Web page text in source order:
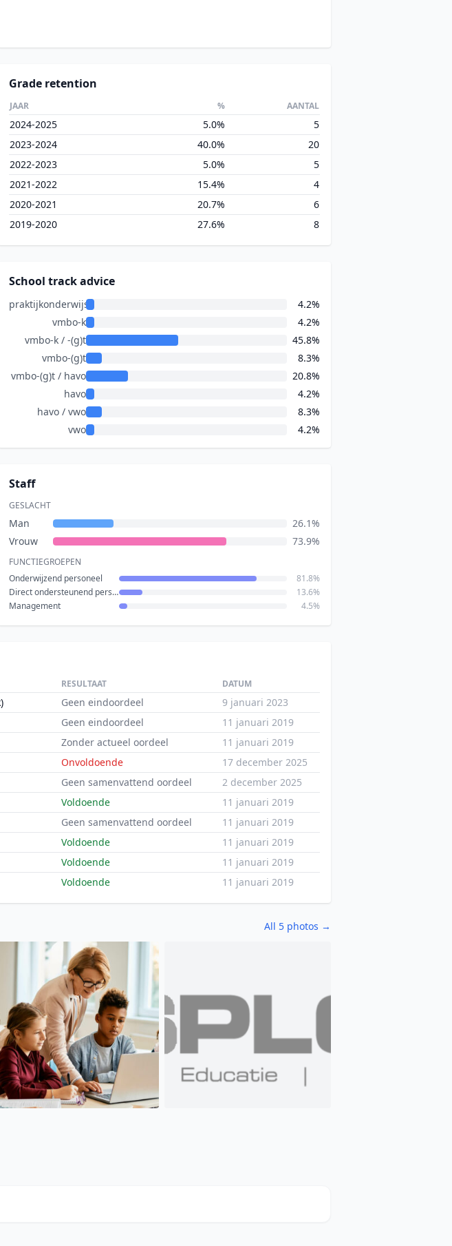
Grade retention
JAAR % AANTAL
2024-2025 5.0%
5
2023-2024
40.0%
20
2022-2023
5.0%
5
2021-2022
15.4%
4
2020-2021
20.7%
6
2019-2020
27.6% 8
School track advice
praktijkonderwijs
4.2%
vmbo-k
4.2%
vmbo-k / -(g)t
45.8%
vmbo-(g)t
8.3%
vmbo-(g)t / havo
20.8%
havo
4.2%
havo / vwo
8.3%
vwo
4.2%
Staff
GESLACHT
Man
26.1%
Vrouw
73.9%
FUNCTIEGROEPEN
Onderwijzend personeel
81.8%
Direct ondersteunend personeel
13.6%
Management
4.5%
RESULTAAT DATUM
Geen eindoordeel
9 januari 2023
Geen eindoordeel
11 januari 2019
Zonder actueel oordeel
11 januari 2019
Onvoldoende
17 december 2025
Geen samenvattend oordeel
2 december 2025
Voldoende
11 januari 2019
Geen samenvattend oordeel
11 januari 2019
Voldoende
11 januari 2019
Voldoende
11 januari 2019
Voldoende 11 januari 2019
All 5 photos →